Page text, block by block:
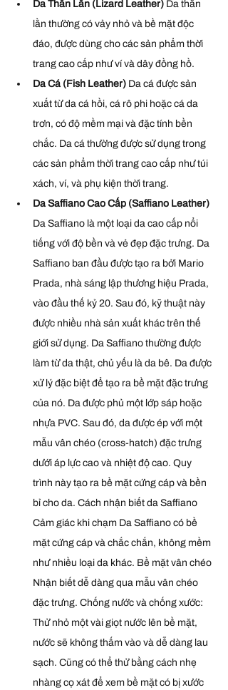
Da Thằn Lằn (Lizard Leather) Da thằn
lằn thường có vảy nhỏ và bề mặt độc
đáo, được dùng cho các sản phẩm thời
trang cao cấp như ví và dây đồng hồ.
Da Cá (Fish Leather) Da cá được sản
xuất từ da cá hồi, cá rô phi hoặc cá da
trơn, có độ mềm mại và đặc tính bền
chắc. Da cá thường được sử dụng trong
các sản phẩm thời trang cao cấp như túi
xách, ví, và phụ kiện thời trang.
Da Saffiano Cao Cấp (Saffiano Leather)
Da Saffiano là một loại da cao cấp nổi
tiếng với độ bền và vẻ đẹp đặc trưng. Da
Saffiano ban đầu được tạo ra bởi Mario
Prada, nhà sáng lập thương hiệu Prada,
vào đầu thế kỷ 20. Sau đó, kỹ thuật này
được nhiều nhà sản xuất khác trên thế
giới sử dụng. Da Saffiano thường được
làm từ da thật, chủ yếu là da bê. Da được
xử lý đặc biệt để tạo ra bề mặt đặc trưng
của nó. Da được phủ một lớp sáp hoặc
nhựa PVC. Sau đó, da được ép với một
mẫu vân chéo (cross-hatch) đặc trưng
dưới áp lực cao và nhiệt độ cao. Quy
trình này tạo ra bề mặt cứng cáp và bền
bỉ cho da. Cách nhận biết da Saffiano
Cảm giác khi chạm Da Saffiano có bề
mặt cứng cáp và chắc chắn, không mềm
như nhiều loại da khác. Bề mặt vân chéo
Nhận biết dễ dàng qua mẫu vân chéo
đặc trưng. Chống nước và chống xước:
Thử nhỏ một vài giọt nước lên bề mặt,
nước sẽ không thấm vào và dễ dàng lau
sạch. Cũng có thể thử bằng cách nhẹ
nhàng cọ xát để xem bề mặt có bị xước